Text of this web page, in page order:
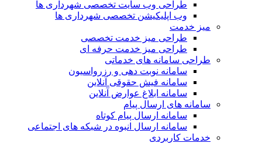
طراحی وب سایت تخصصی شهرداری ها
وب اپلیکیشن تخصصی شهرداری ها
میز خدمت
طراحی میز خدمت تخصصی
طراحی میز خدمت حرفه ای
طراحی سامانه های خدماتی
سامانه نوبت دهی و رزرواسیون
سامانه فیش حقوقی آنلاین
سامانه ابلاغ عوارض آنلاین
سامانه های ارسال پیام
سامانه ارسال پیام کوتاه
سامانه ارسال انبوه در شبکه های اجتماعی
خدمات کاربردی